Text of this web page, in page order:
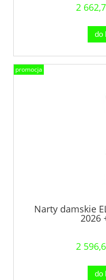
2
do
Narty damskie
2026
2
do
promocja